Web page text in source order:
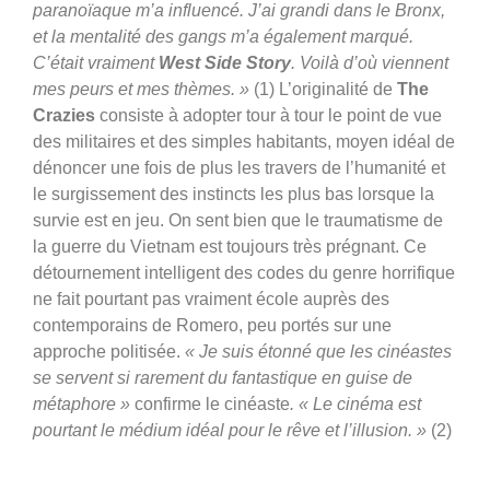
paranoïaque m’a influencé. J’ai grandi dans le Bronx,
et la mentalité des gangs m’a également marqué.
C’était vraiment West Side Story. Voilà d’où viennent
mes peurs et mes thèmes. » (1) L’originalité de The
Crazies consiste à adopter tour à tour le point de vue
des militaires et des simples habitants, moyen idéal de
dénoncer une fois de plus les travers de l’humanité et
le surgissement des instincts les plus bas lorsque la
survie est en jeu. On sent bien que le traumatisme de
la guerre du Vietnam est toujours très prégnant. Ce
détournement intelligent des codes du genre horrifique
ne fait pourtant pas vraiment école auprès des
contemporains de Romero, peu portés sur une
approche politisée. « Je suis étonné que les cinéastes
se servent si rarement du fantastique en guise de
métaphore » confirme le cinéaste. « Le cinéma est
pourtant le médium idéal pour le rêve et l’illusion. » (2)